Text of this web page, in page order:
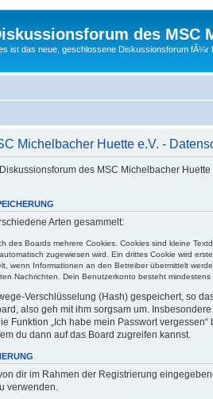
des MSC
ist das neue, geschlossene Diskussionsforum fÃ¼r
Michelbacher Huette e.V. -
des MSC Michelbacher
Arten gesammelt:
des Boards mehrere Cookies. Cookies sind kleine
zugewiesen wird. Ein drittes Cookie wird
wenn Informationen an den Betreiber übermittelt
Nachrichten. Dein Benutzerkonto besteht
Verschlüsselung (Hash) gespeichert, so
also geh mit ihm sorgsam um.
Funktion „Ich habe mein Passwort
du dann auf das Board zugreifen kannst.
dir im Rahmen der Registrierung
verwenden.